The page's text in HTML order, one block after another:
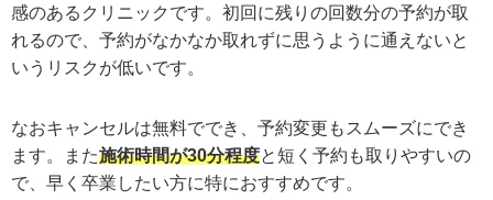
感のあるクリニックです。初回に残りの回数分の予約が取
れるので、予約がなかなか取れずに思うように通えないと
いうリスクが低いです。
なおキャンセルは無料ででき、予約変更もスムーズにでき
ます。また施術時間が30分程度と短く予約も取りやすいの
で、早く卒業したい方に特におすすめです。